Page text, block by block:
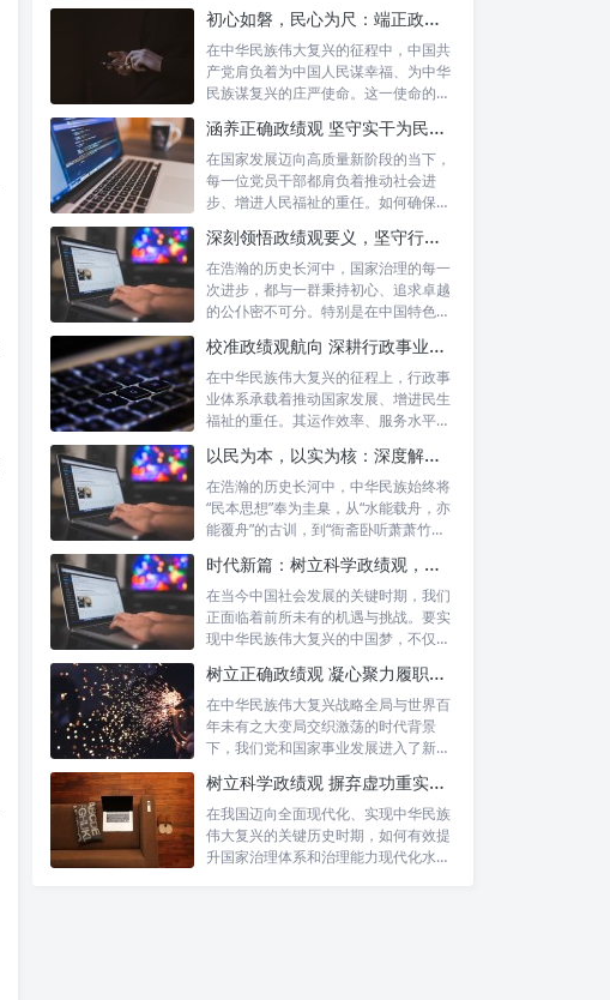
初心如磐，民心为尺：端正政绩价值取向，砥砺为民服务初心的新时代答卷
在中华民族伟大复兴的征程中，中国共
产党肩负着为中国人民谋幸福、为中华
民族谋复兴的庄严使命。这一使命的实
涵养正确政绩观 坚守实干为民情怀：新时代干部成长的双重基石
在国家发展迈向高质量新阶段的当下，
每一位党员干部都肩负着推动社会进
步、增进人民福祉的重任。如何确保我
深刻领悟政绩观要义，坚守行政事业初心：新时代公仆的使命与担当
在浩瀚的历史长河中，国家治理的每一
次进步，都与一群秉持初心、追求卓越
的公仆密不可分。特别是在中国特色社
校准政绩观航向 深耕行政事业本职：新时代高质量发展的核心密码
在中华民族伟大复兴的征程上，行政事
业体系承载着推动国家发展、增进民生
福祉的重任。其运作效率、服务水平乃
以民为本，以实为核：深度解析坚守为民初心与正确政绩观念的融合路径
在浩瀚的历史长河中，中华民族始终将
“民本思想”奉为圭臬，从“水能载舟，亦
能覆舟”的古训，到“衙斋卧听萧萧竹，
时代新篇：树立科学政绩观，摒弃虚功重实绩，迈向高质量发展
在当今中国社会发展的关键时期，我们
正面临着前所未有的机遇与挑战。要实
现中华民族伟大复兴的中国梦，不仅需
树立正确政绩观 凝心聚力履职尽责：新时代干事创业的根本遵循
在中华民族伟大复兴战略全局与世界百
年未有之大变局交织激荡的时代背景
下，我们党和国家事业发展进入了新的
树立科学政绩观 摒弃虚功重实绩：迈向高质量发展的必由之路
在我国迈向全面现代化、实现中华民族
伟大复兴的关键历史时期，如何有效提
升国家治理体系和治理能力现代化水